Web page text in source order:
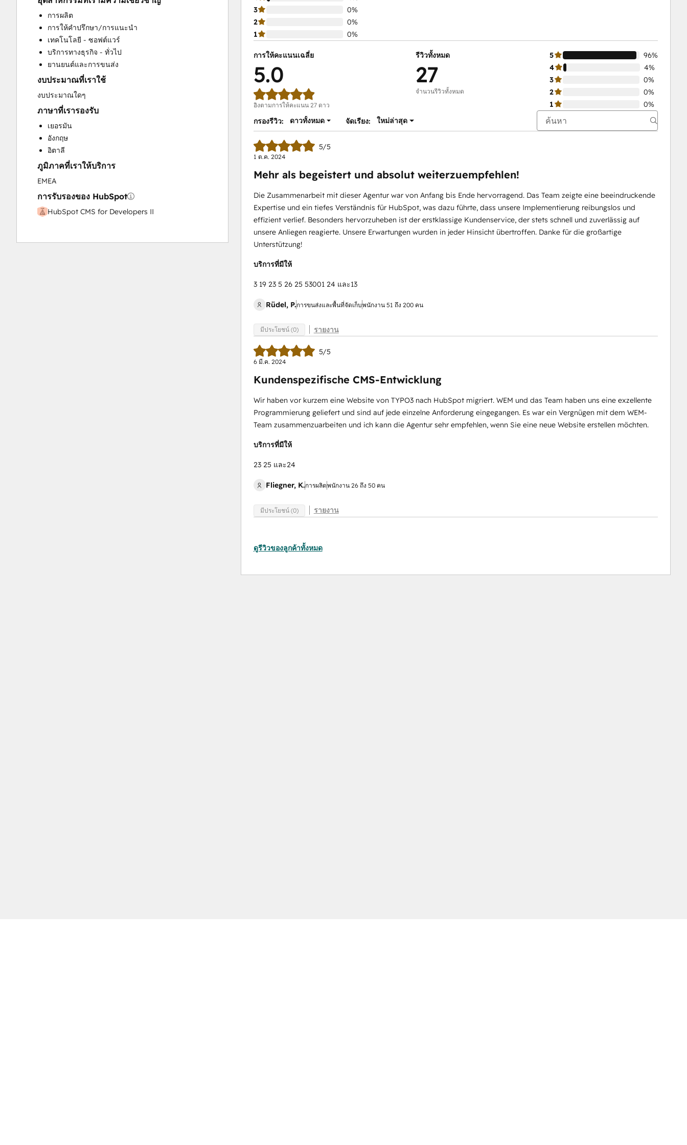
Email Marketing
Help Desk Implementation
Knowledge Base Development
Paid Advertising
Programmable Automation
Sales and Marketing Alignment
Sales Enablement
Search Engine Optimization
Website Design
Website Development
Website Migration
การผลิต
การให้คำปรึกษา/การแนะนำ
เทคโนโลยี - ซอฟต์แวร์
บริการทางธุรกิจ - ทั่วไป
ยานยนต์และการขนส่ง
งบประมาณที่เราใช้
งบประมาณใดๆ
ภาษาที่เรารองรับ
เยอรมัน
อังกฤษ
อิตาลี
ภูมิภาคที่เราให้บริการ
EMEA
การรับรองของ HubSpot
HubSpot CMS for Developers II
3
0%
2
0%
1
0%
การให้คะแนนเฉลี่ย
5.0
อิงตามการให้คะแนน 27 ดาว
รีวิวทั้งหมด
27
จำนวนรีวิวทั้งหมด
5
96%
4
4%
3
0%
2
0%
1
0%
กรองรีวิว:
ดาวทั้งหมด จัดเรียง: ใหม่ล่าสุด
5/5
1 ต.ค. 2024
Mehr als begeistert und absolut weiterzuempfehlen!
Die Zusammenarbeit mit dieser Agentur war von Anfang bis Ende hervorragend. Das Team zeigte eine beeindruckende
Expertise und ein tiefes Verständnis für HubSpot, was dazu führte, dass unsere Implementierung reibungslos und
effizient verlief. Besonders hervorzuheben ist der erstklassige Kundenservice, der stets schnell und zuverlässig auf
unsere Anliegen reagierte. Unsere Erwartungen wurden in jeder Hinsicht übertroffen. Danke für die großartige
Unterstützung!
บริการที่มีให้
3 19 23 5 26 25 53001 24 และ13
Rüdel, P.การขนส่งและพื้นที่จัดเก็บพนักงาน 51 ถึง 200 คน
มีประโยชน์ (0) รายงาน
5/5
6 มี.ค. 2024
Kundenspezifische CMS-Entwicklung
Wir haben vor kurzem eine Website von TYPO3 nach HubSpot migriert. WEM und das Team haben uns eine exzellente
Programmierung geliefert und sind auf jede einzelne Anforderung eingegangen. Es war ein Vergnügen mit dem WEM-
Team zusammenzuarbeiten und ich kann die Agentur sehr empfehlen, wenn Sie eine neue Website erstellen möchten.
บริการที่มีให้
23 25 และ24
Fliegner, K.การผลิตพนักงาน 26 ถึง 50 คน
มีประโยชน์ (0) รายงาน
ดูรีวิวของลูกค้าทั้งหมด